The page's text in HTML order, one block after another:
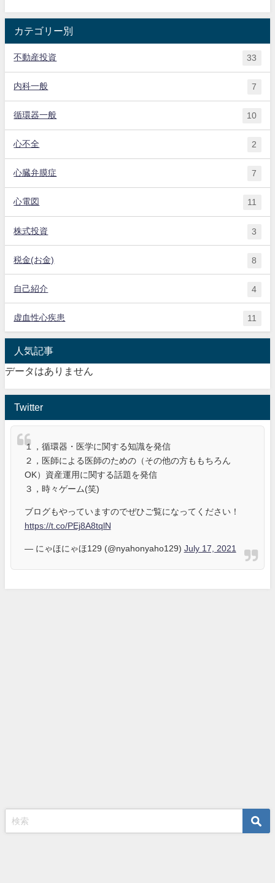
カテゴリー別
不動産投資 33
内科一般 7
循環器一般 10
心不全 2
心臓弁膜症 7
心電図 11
株式投資 3
税金(お金) 8
自己紹介 4
虚血性心疾患 11
人気記事
データはありません
Twitter
１，循環器・医学に関する知識を発信
２，医師による医師のための（その他の方ももちろん
OK）資産運用に関する話題を発信
３，時々ゲーム(笑)
ブログもやっていますのでぜひご覧になってください！
https://t.co/PEj8A8tqlN
— にゃほにゃほ129 (@nyahonyaho129) July 17, 2021